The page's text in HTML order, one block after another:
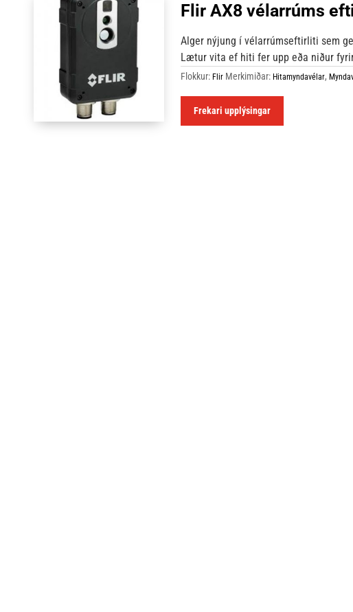
Flir AX8 vélarrúms
Alger nýjung í vélarrúmseftirliti sem
Lætur vita ef hiti fer upp eða niður
Flokkur: Flir Merkimiðar: Hitamyndavélar,
Frekari upplýsingar